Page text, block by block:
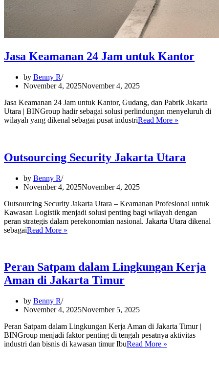
Jasa Keamanan 24 Jam untuk Kantor
by Benny R
November 4, 2025November 4, 2025
Jasa Keamanan 24 Jam untuk Kantor, Gudang, dan Pabrik Jakarta
Utara | BINGroup hadir sebagai solusi perlindungan menyeluruh di
wilayah yang dikenal sebagai pusat industriRead More »
untuk
Kantor
Outsourcing Security Jakarta Utara
by Benny R
November 4, 2025November 4, 2025
Outsourcing Security Jakarta Utara – Keamanan Profesional untuk
Kawasan Logistik menjadi solusi penting bagi wilayah dengan
peran strategis dalam perekonomian nasional. Jakarta Utara dikenal
sebagaiRead More »
Peran Satpam dalam Lingkungan Kerja
Aman di Jakarta Timur
by Benny R
November 4, 2025November 5, 2025
Peran Satpam dalam Lingkungan Kerja Aman di Jakarta Timur |
BINGroup menjadi faktor penting di tengah pesatnya aktivitas
industri dan bisnis di kawasan timur IbuRead More »